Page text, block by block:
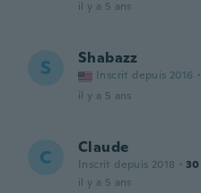
il y a 5 ans
S Shabazz
Inscrit depuis 2016 ·
il y a 5 ans
C Claude
Inscrit depuis 2018 · 30
il y a 5 ans